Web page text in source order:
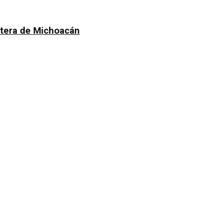
de Michoacán